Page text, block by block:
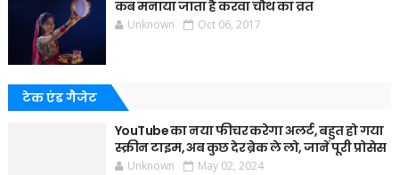
कब मनाया जाता है करवा चौथ का व्रत
Unknown Oct 06, 2017
टेक एंड गैजेट
YouTube का नया फीचर करेगा अलर्ट, बहुत हो गया
स्क्रीन टाइम, अब कुछ देर ब्रेक ले लो, जानें पूरी प्रोसेस
Unknown May 02, 2024